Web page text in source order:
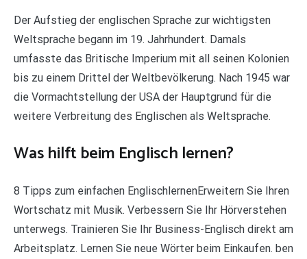
Der Aufstieg der englischen Sprache zur wichtigsten
Weltsprache begann im 19. Jahrhundert. Damals
umfasste das Britische Imperium mit all seinen Kolonien
bis zu einem Drittel der Weltbevölkerung. Nach 1945 war
die Vormachtstellung der USA der Hauptgrund für die
weitere Verbreitung des Englischen als Weltsprache.
Was hilft beim Englisch lernen?
8 Tipps zum einfachen EnglischlernenErweitern Sie Ihren
Wortschatz mit Musik. Verbessern Sie Ihr Hörverstehen
unterwegs. Trainieren Sie Ihr Business-Englisch direkt am
Arbeitsplatz. Lernen Sie neue Wörter beim Einkaufen. ben